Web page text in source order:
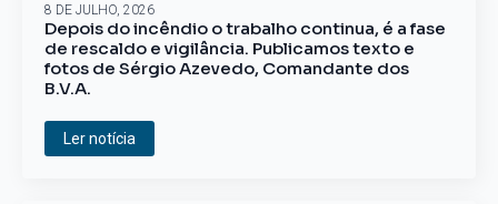
Depois do incêndio o trabalho continua, é a fase
de rescaldo e vigilância. Publicamos texto e
fotos de Sérgio Azevedo, Comandante dos
B.V.A.
8 DE JULHO, 2026
Ler notícia